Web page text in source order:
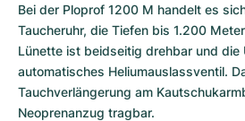
Bei der Ploprof 1200 M handelt es
Taucheruhr, die Tiefen bis 1.200
Lünette ist beidseitig drehbar und die
automatisches Heliumauslassventil.
Tauchverlängerung am
Neoprenanzug tragbar.